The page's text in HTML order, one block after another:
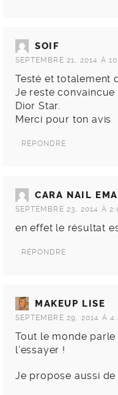
SOIF
SEPTEMBRE 21, 2014 À
Testé et totalement
Je reste convaincue
Dior Star.
Merci pour ton avis
RÉPONDRE
CARA NAIL EMA
SEPTEMBRE 23, 2014 À
en effet le résultat
RÉPONDRE
MAKEUP LISE
SEPTEMBRE 29, 2014 À
Tout le monde
l’essayer !
Je propose aussi